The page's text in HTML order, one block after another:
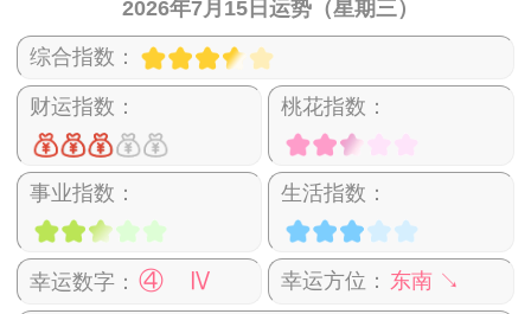
2026年7月15日运势（星期三）
综合指数：
财运指数： 桃花指数：
事业指数： 生活指数：
幸运数字： ④ Ⅳ 幸运方位： 东南 ↘